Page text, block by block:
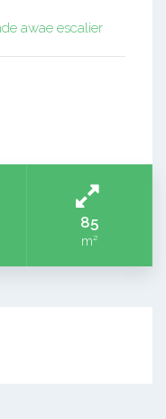
awae escalier
85
m²